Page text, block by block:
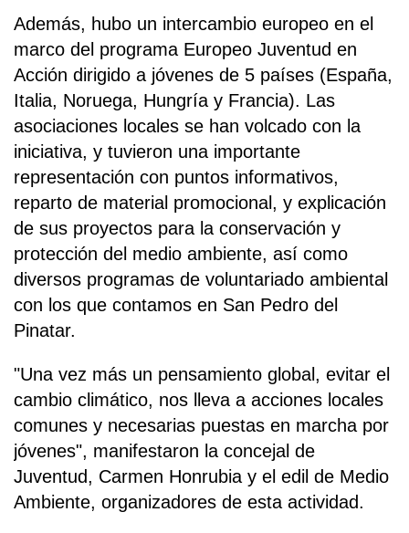
Además, hubo un intercambio europeo en el
marco del programa Europeo Juventud en
Acción dirigido a jóvenes de 5 países (España,
Italia, Noruega, Hungría y Francia). Las
asociaciones locales se han volcado con la
iniciativa, y tuvieron una importante
representación con puntos informativos,
reparto de material promocional, y explicación
de sus proyectos para la conservación y
protección del medio ambiente, así como
diversos programas de voluntariado ambiental
con los que contamos en San Pedro del
Pinatar.
"Una vez más un pensamiento global, evitar el
cambio climático, nos lleva a acciones locales
comunes y necesarias puestas en marcha por
jóvenes", manifestaron la concejal de
Juventud, Carmen Honrubia y el edil de Medio
Ambiente, organizadores de esta actividad.